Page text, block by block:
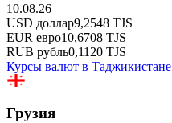
10.08.26
USD доллар9,2548 TJS
EUR евро10,6708 TJS
RUB рубль0,1120 TJS
Курсы валют в Таджикистане
Грузия